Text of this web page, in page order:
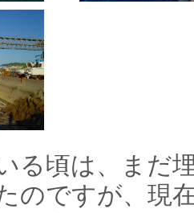
る頃は、まだ
のですが、現